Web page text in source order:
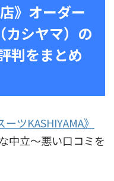
》オーダー
カシヤマ）の
判をまとめ
ーツKASHIYAMA》
中立〜悪い口コミを